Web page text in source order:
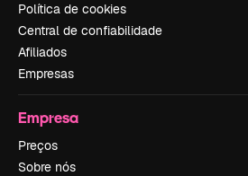
Política de cookies
Central de confiabilidade
Afiliados
Empresas
Empresa
Preços
Sobre nós